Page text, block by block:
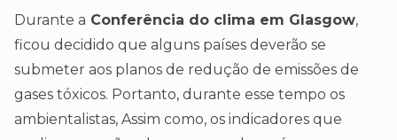
Durante a Conferência do clima em Glasgow,
ficou decidido que alguns países deverão se
submeter aos planos de redução de emissões de
gases tóxicos. Portanto, durante esse tempo os
ambientalistas, Assim como, os indicadores que